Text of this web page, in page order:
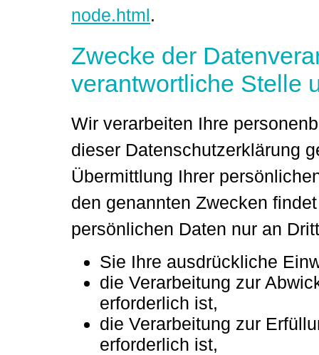
node.html.
Zwecke der
verantwortliche Stelle
Wir verarbeiten Ihre
dieser Datenschutzerklärung
Übermittlung Ihrer
den genannten Zwecken
persönlichen Daten nur an
Sie Ihre ausdrückliche
die Verarbeitung zur
erforderlich ist,
die Verarbeitung zur
erforderlich ist,